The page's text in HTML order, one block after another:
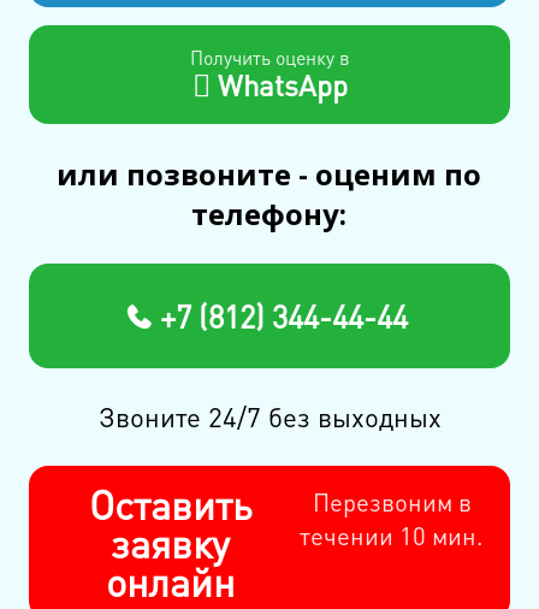
Получить оценку в
WhatsApp
или позвоните - оценим по
телефону:
+7 (812) 344-44-44
Звоните 24/7 без выходных
Оставить
заявку
онлайн
Перезвоним в
течении 10 мин.